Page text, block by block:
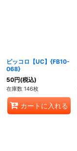
ピッコロ【UC】{FB10-
068}
50円(税込)
在庫数 146枚
カートに入れる